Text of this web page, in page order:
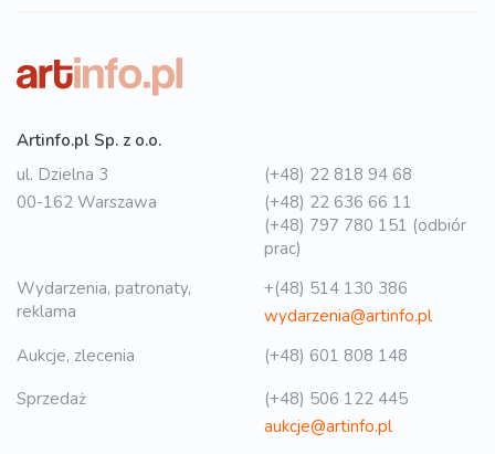
Artinfo.pl Sp. z o.o.
ul. Dzielna 3
00-162 Warszawa
(+48) 22 818 94 68
(+48) 22 636 66 11
(+48) 797 780 151 (odbiór
prac)
Wydarzenia, patronaty,
reklama
+(48) 514 130 386
wydarzenia@artinfo.pl
Aukcje, zlecenia
(+48) 601 808 148
Sprzedaż
(+48) 506 122 445
aukcje@artinfo.pl